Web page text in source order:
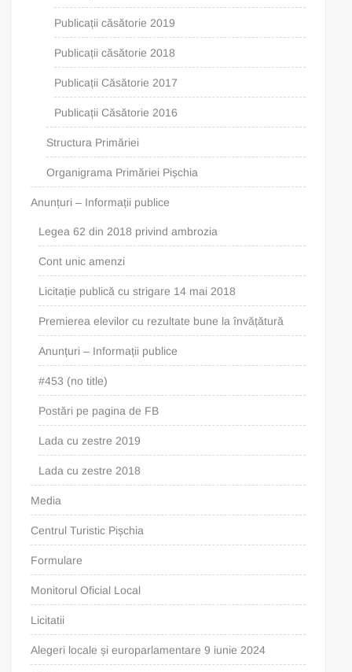
Publicații căsătorie 2019
Publicații căsătorie 2018
Publicații Căsătorie 2017
Publicații Căsătorie 2016
Structura Primăriei
Organigrama Primăriei Pișchia
Anunțuri – Informații publice
Legea 62 din 2018 privind ambrozia
Cont unic amenzi
Licitație publică cu strigare 14 mai 2018
Premierea elevilor cu rezultate bune la învățătură
Anunțuri – Informații publice
#453 (no title)
Postări pe pagina de FB
Lada cu zestre 2019
Lada cu zestre 2018
Media
Centrul Turistic Pișchia
Formulare
Monitorul Oficial Local
Licitatii
Alegeri locale și europarlamentare 9 iunie 2024